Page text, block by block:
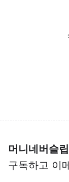
머니네버슬립
구독하고 이